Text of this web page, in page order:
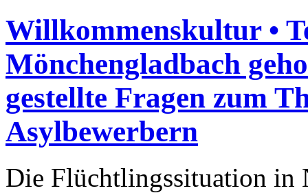
Willkommenskultur •
Mönchengladbach
gestellte Fragen zum
Asylbewerbern
Die Flüchtlingssituation in